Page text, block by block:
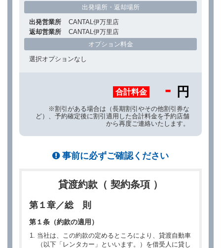
出発場所・返却場所
出発営業所
CANTAL伊万里店
返却営業所
CANTAL伊万里店
オプション料金
選択オプションなし
合計料金 - 円
※割引がある場合は（長期割引やその他割引券な
ど）、予約確定後に割引適用した合計料金を予約店舗
から再度ご連絡いたします。
事前に必ずご確認ください
貸渡約款（ 契約条項 ）
第１章／総 則
第１条（約款の適用）
当社は、この約款の定めるところにより、貸渡自動車
（以下「レンタカー」といいます。）を借受人に貸し